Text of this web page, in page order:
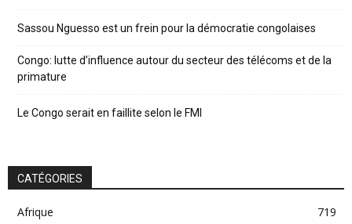
Sassou Nguesso est un frein pour la démocratie congolaises
Congo: lutte d’influence autour du secteur des télécoms et de la
primature
Le Congo serait en faillite selon le FMI
CATÉGORIES
Afrique
719